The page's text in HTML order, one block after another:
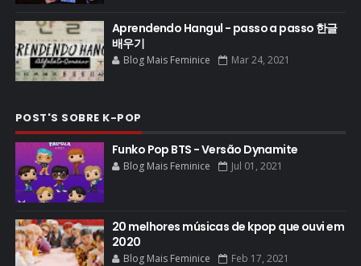
Aprendendo Hangul - passo a passo 한글
배우기
Blog Mais Feminice Mar 24, 2021
POST'S SOBRE K-POP
Funko Pop BTS - Versão Dynamite
Blog Mais Feminice Jul 01, 2021
20 melhores músicas de kpop que ouvi em
2020
Blog Mais Feminice Feb 17, 2021